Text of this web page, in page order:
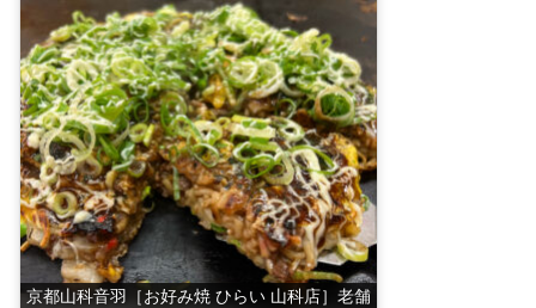
京都山科音羽［お好み焼 ひらい 山科店］老舗